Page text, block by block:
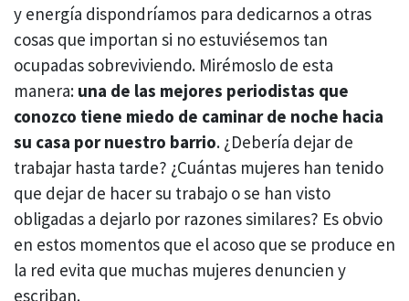
y energía dispondríamos para dedicarnos a otras
cosas que importan si no estuviésemos tan
ocupadas sobreviviendo. Mirémoslo de esta
manera: una de las mejores periodistas que
conozco tiene miedo de caminar de noche hacia
su casa por nuestro barrio. ¿Debería dejar de
trabajar hasta tarde? ¿Cuántas mujeres han tenido
que dejar de hacer su trabajo o se han visto
obligadas a dejarlo por razones similares? Es obvio
en estos momentos que el acoso que se produce en
la red evita que muchas mujeres denuncien y
escriban.